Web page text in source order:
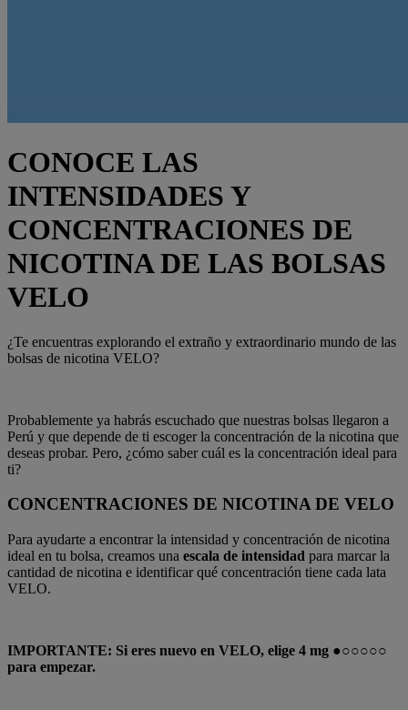
CONOCE LAS
INTENSIDADES Y
CONCENTRACIONES DE
NICOTINA DE LAS BOLSAS
VELO
¿Te encuentras explorando el extraño y extraordinario mundo de las
bolsas de nicotina VELO?
Probablemente ya habrás escuchado que nuestras bolsas llegaron a
Perú y que depende de ti escoger la concentración de la nicotina que
deseas probar. Pero, ¿cómo saber cuál es la concentración ideal para
ti?
CONCENTRACIONES DE NICOTINA DE VELO
Para ayudarte a encontrar la intensidad y concentración de nicotina
ideal en tu bolsa, creamos una escala de intensidad para marcar la
cantidad de nicotina e identificar qué concentración tiene cada lata
VELO.
IMPORTANTE: Si eres nuevo en VELO, elige 4 mg ●○○○○○
para empezar.